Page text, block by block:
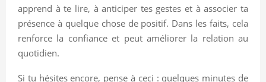
apprend à te lire, à anticiper tes gestes et à associer ta
présence à quelque chose de positif. Dans les faits, cela
renforce la confiance et peut améliorer la relation au
quotidien.
Si tu hésites encore, pense à ceci : quelques minutes de